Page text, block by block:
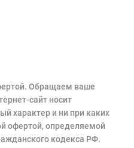
Обращаем ваше
сайт носит
характер и ни при каких
офертой, определяемой
кодекса РФ.